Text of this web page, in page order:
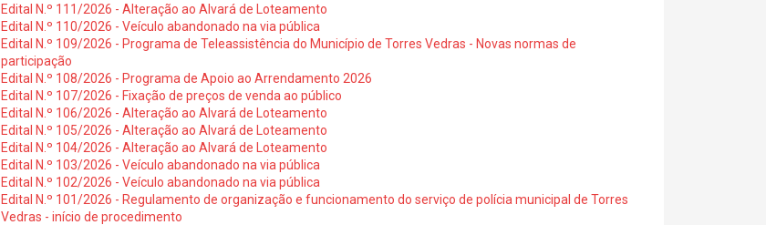
Edital N.º 111/2026 - Alteração ao Alvará de Loteamento
Edital N.º 110/2026 - Veículo abandonado na via pública
Edital N.º 109/2026 - Programa de Teleassistência do Município de Torres Vedras - Novas normas de
participação
Edital N.º 108/2026 - Programa de Apoio ao Arrendamento 2026
Edital N.º 107/2026 - Fixação de preços de venda ao público
Edital N.º 106/2026 - Alteração ao Alvará de Loteamento
Edital N.º 105/2026 - Alteração ao Alvará de Loteamento
Edital N.º 104/2026 - Alteração ao Alvará de Loteamento
Edital N.º 103/2026 - Veículo abandonado na via pública
Edital N.º 102/2026 - Veículo abandonado na via pública
Edital N.º 101/2026 - Regulamento de organização e funcionamento do serviço de polícia municipal de Torres
Vedras - início de procedimento